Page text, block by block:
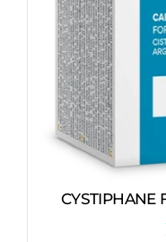
CYSTIPHANE